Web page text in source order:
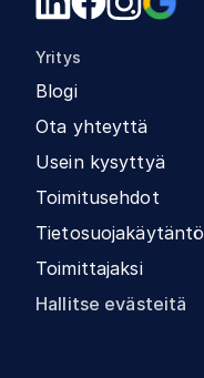
Yritys
Blogi
Ota yhteyttä
Usein kysyttyä
Toimitusehdot
Tietosuojakäytäntö
Toimittajaksi
Hallitse evästeitä